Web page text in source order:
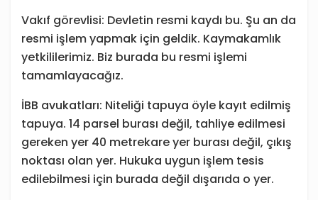
Vakıf görevlisi: Devletin resmi kaydı bu. Şu an da
resmi işlem yapmak için geldik. Kaymakamlık
yetkililerimiz. Biz burada bu resmi işlemi
tamamlayacağız.
İBB avukatları: Niteliği tapuya öyle kayıt edilmiş
tapuya. 14 parsel burası değil, tahliye edilmesi
gereken yer 40 metrekare yer burası değil, çıkış
noktası olan yer. Hukuka uygun işlem tesis
edilebilmesi için burada değil dışarıda o yer.